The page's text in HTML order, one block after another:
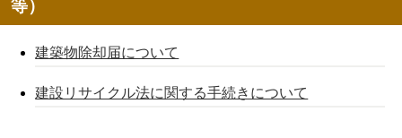
等）
建築物除却届について
建設リサイクル法に関する手続きについて